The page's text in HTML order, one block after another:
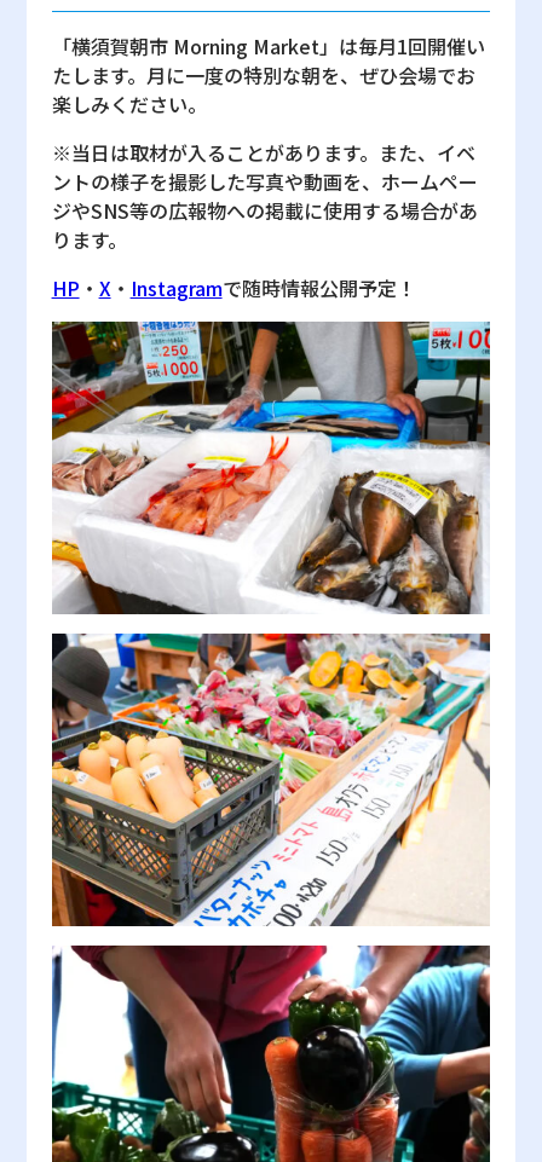
「横須賀朝市 Morning Market」は毎月1回開催い
たします。月に一度の特別な朝を、ぜひ会場でお
楽しみください。
※当日は取材が入ることがあります。また、イベ
ントの様子を撮影した写真や動画を、ホームペー
ジやSNS等の広報物への掲載に使用する場合があ
ります。
HP ・ X ・ Instagramで随時情報公開予定！